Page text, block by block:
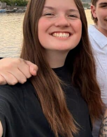
Det er slutt 💔